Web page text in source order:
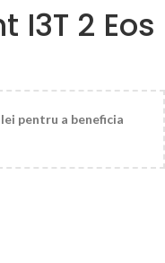
I3T 2 Eos
lei pentru a beneficia